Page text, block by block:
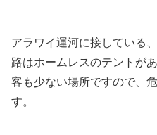
アラワイ運河に接している
路はホームレスのテントが
客も少ない場所ですので、
す。